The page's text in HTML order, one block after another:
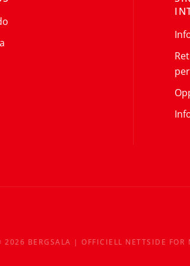
2026 BERGSALA | OFFICIELL NETTSIDE FOR